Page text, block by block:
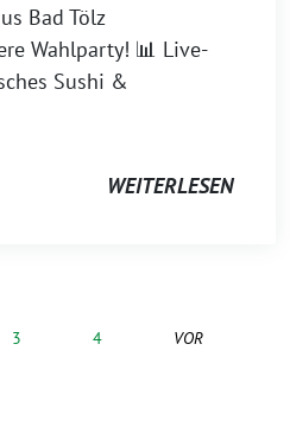
Bad Tölz
Wahlparty! 📊 Live-
Sushi &
WEITERLESEN
3 4 VOR